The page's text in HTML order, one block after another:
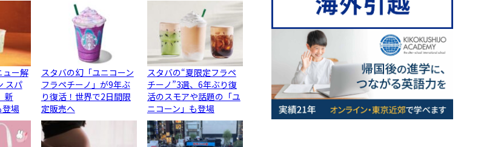
ュー解
スパ
新
登場
スタバの幻「ユニコーン
フラペチーノ」が9年ぶ
り復活！世界で2日間限
定販売へ
スタバの“夏限定フラペ
チーノ”3選、6年ぶり復
活のスモアや話題の「ユ
ニコーン」も登場